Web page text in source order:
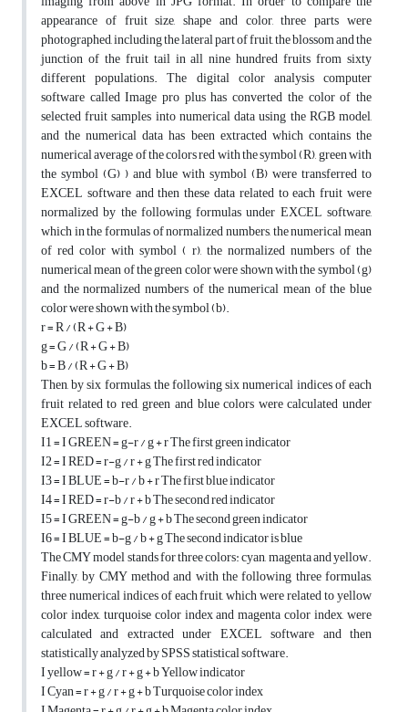
appearance of fruit size, shape and color, three parts were
photographed, including the lateral part of fruit, the blossom and the
junction of the fruit tail in all nine hundred fruits from sixty
different populations. The digital color analysis computer
software called Image pro plus has converted the color of the
selected fruit samples into numerical data using the RGB model,
and the numerical data has been extracted which contains the
numerical average of the colors red with the symbol (R), green with
the symbol (G) ) and blue with symbol (B) were transferred to
EXCEL software and then these data related to each fruit were
normalized by the following formulas under EXCEL software,
which in the formulas of normalized numbers, the numerical mean
of red color with symbol ( r), the normalized numbers of the
numerical mean of the green color were shown with the symbol (g)
and the normalized numbers of the numerical mean of the blue
color were shown with the symbol (b).
r = R / (R + G + B)
g = G / (R + G + B)
b = B / (R + G + B)
Then, by six formulas, the following six numerical indices of each
fruit related to red, green and blue colors were calculated under
EXCEL software.
I1 = I GREEN = g-r / g + r The first green indicator
I2 = I RED = r-g / r + g The first red indicator
I3 = I BLUE = b-r / b + r The first blue indicator
I4 = I RED = r-b / r + b The second red indicator
I5 = I GREEN = g-b / g + b The second green indicator
I6 = I BLUE = b-g / b + g The second indicator is blue
The CMY model stands for three colors: cyan, magenta and yellow.
Finally, by CMY method and with the following three formulas,
three numerical indices of each fruit, which were related to yellow
color index, turquoise color index and magenta color index, were
calculated and extracted under EXCEL software and then
statistically analyzed by SPSS statistical software.
I yellow = r + g / r + g + b Yellow indicator
I Cyan = r + g / r + g + b Turquoise color index